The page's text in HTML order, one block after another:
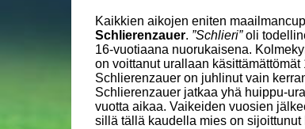
Kaikkien aikojen eniten
Schlierenzauer. ”Schlieri”oli
16-vuotiaana nuorukaisena.
on voittanut urallaan
Schlierenzauer on juhlinut vain
Schlierenzauer jatkaa yhä huippu-
vuotta aikaa. Vaikeiden vuosien
sillä tällä kaudella mies on